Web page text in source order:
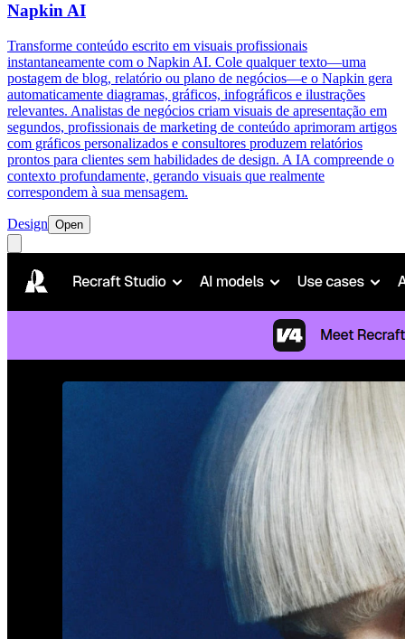
Napkin AI
Transforme conteúdo escrito em visuais profissionais
instantaneamente com o Napkin AI. Cole qualquer texto—uma
postagem de blog, relatório ou plano de negócios—e o Napkin gera
automaticamente diagramas, gráficos, infográficos e ilustrações
relevantes. Analistas de negócios criam visuais de apresentação em
segundos, profissionais de marketing de conteúdo aprimoram artigos
com gráficos personalizados e consultores produzem relatórios
prontos para clientes sem habilidades de design. A IA compreende o
contexto profundamente, gerando visuais que realmente
correspondem à sua mensagem.
Design Open